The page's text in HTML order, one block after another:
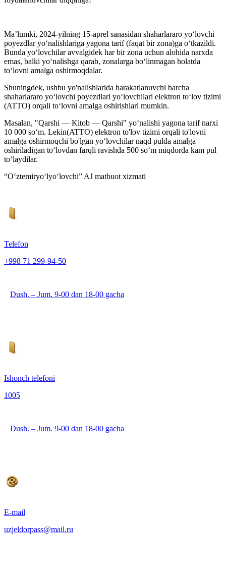
Ma’lumki, 2024-yilning 15-aprel sanasidan shaharlararo yo‘lovchi
poyezdlar yo‘nalishlariga yagona tarif (faqat bir zona)ga o‘tkazildi.
Bunda yo‘lovchilar avvalgidek har bir zona uchun alohida narxda
emas, balki yo‘nalishga qarab, zonalarga bo‘linmagan holatda
to‘lovni amalga oshirmoqdalar.
Shuningdek, ushbu yo'nalishlarida harakatlanuvchi barcha
shaharlararo yo‘lovchi poyezdlari yo‘lovchilari elektron to‘lov tizimi
(ATTO) orqali to‘lovni amalga oshirishlari mumkin.
Masalan, "Qarshi — Kitob — Qarshi" yo‘nalishi yagona tarif narxi
10 000 so‘m. Lekin(ATTO) elektron to'lov tizimi orqali to'lovni
amalga oshirmoqchi bo'lgan yo‘lovchilar naqd pulda amalga
oshiriladigan to‘lovdan farqli ravishda 500 so‘m miqdorda kam pul
to‘laydilar.
“O‘ztemiryo‘lyo‘lovchi” AJ matbuot xizmati
Telefon
+998 71 299-94-50
Dush. – Jum. 9-00 dan 18-00 gacha
Ishonch telefoni
1005
Dush. – Jum. 9-00 dan 18-00 gacha
E-mail
uzjeldorpass@mail.ru